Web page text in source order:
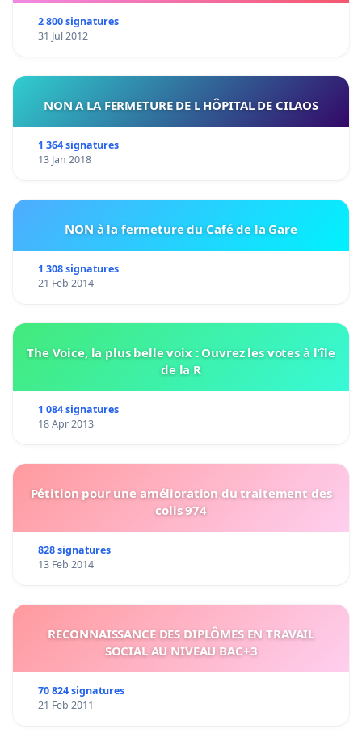
2 800 signatures
31 Jul 2012
NON A LA FERMETURE DE L HÔPITAL DE CILAOS
1 364 signatures
13 Jan 2018
NON à la fermeture du Café de la Gare
1 308 signatures
21 Feb 2014
The Voice, la plus belle voix : Ouvrez les votes à l'île
de la R
1 084 signatures
18 Apr 2013
Pétition pour une amélioration du traitement des
colis 974
828 signatures
13 Feb 2014
RECONNAISSANCE DES DIPLÔMES EN TRAVAIL
SOCIAL AU NIVEAU BAC+3
70 824 signatures
21 Feb 2011